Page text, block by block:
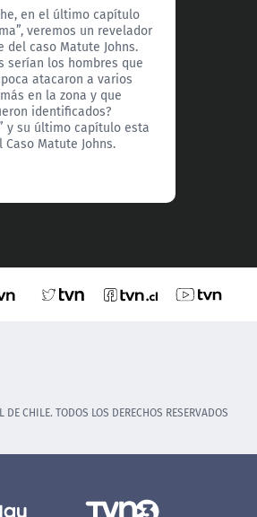
en el último capítulo
veremos un revelador
del caso Matute Johns.
serían los hombres que
atacaron a varios
en la zona y que
identificados?
y su último capítulo esta
Caso Matute Johns.
CHILE. TODOS LOS DERECHOS RESERVADOS